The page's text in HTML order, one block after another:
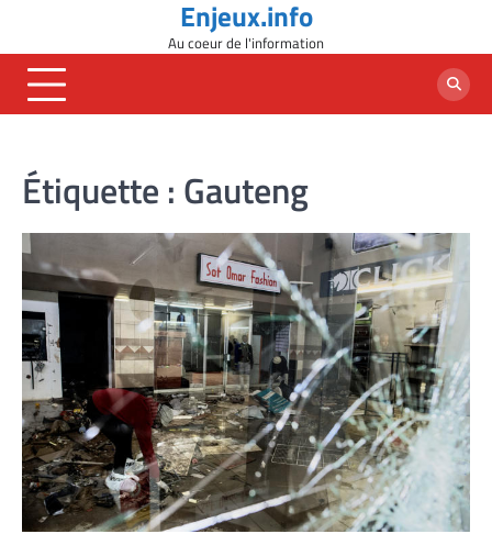
content
Enjeux.info
Au coeur de l'information
Étiquette : Gauteng